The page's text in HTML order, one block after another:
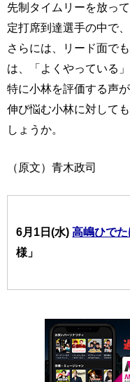
先制タイムリーを放っ
定打席到達選手の中で
さらには、リード面で
は、「よくやっている
特に小林を評価する声が
伸び悩む小林に対して
しょうか。
（原文）青木政司
6月1日(水)高嶋ひでた
様」